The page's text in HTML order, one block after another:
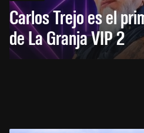
Carlos Trejo es el
de La Granja VIP 2